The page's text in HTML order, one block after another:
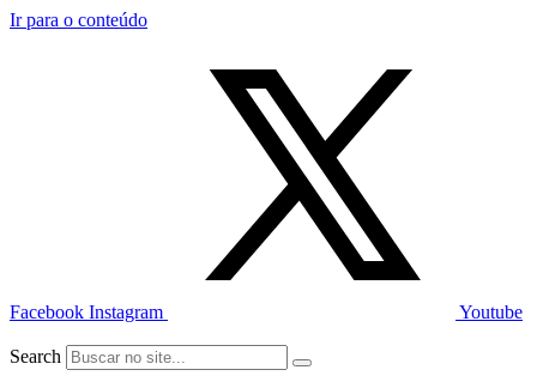
Ir para o conteúdo
Facebook Instagram Youtube
Search